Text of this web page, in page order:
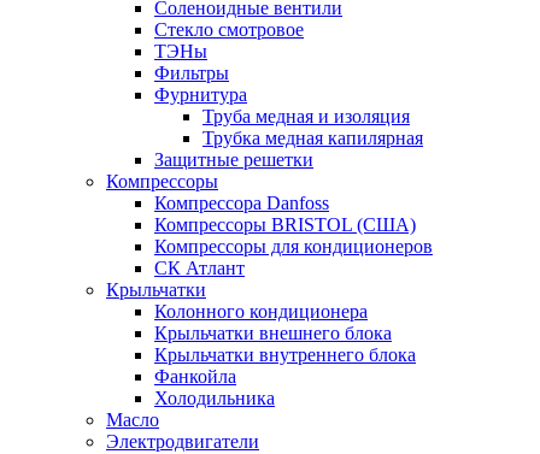
Соленоидные вентили
Стекло смотровое
ТЭНы
Фильтры
Фурнитура
Труба медная и изоляция
Трубка медная капилярная
Защитные решетки
Компрессоры
Компрессора Danfoss
Компрессоры BRISTOL (США)
Компрессоры для кондиционеров
СК Атлант
Крыльчатки
Колонного кондиционера
Крыльчатки внешнего блока
Крыльчатки внутреннего блока
Фанкойла
Холодильника
Масло
Электродвигатели